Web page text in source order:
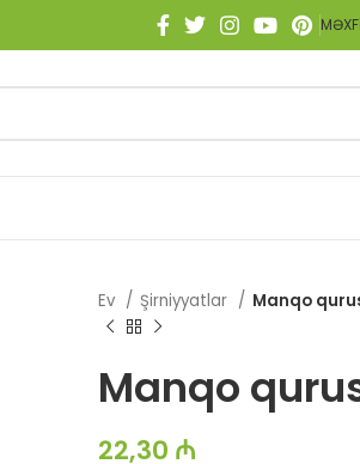
Ev
Şirniyyatlar Manqo
Manqo
22,30 ₼